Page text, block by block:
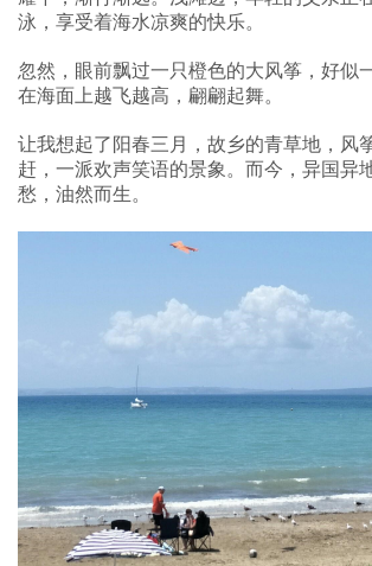
泳，享受着海水凉爽的快乐。
忽然，眼前飘过一只橙色的大风筝，好似
在海面上越飞越高，翩翩起舞。
让我想起了阳春三月，故乡的青草地，风
赶，一派欢声笑语的景象。而今，异国异
愁，油然而生。